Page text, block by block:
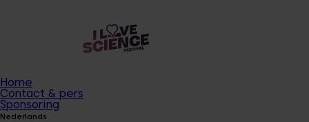
Home
Contact & pers
Sponsoring
Nederlands